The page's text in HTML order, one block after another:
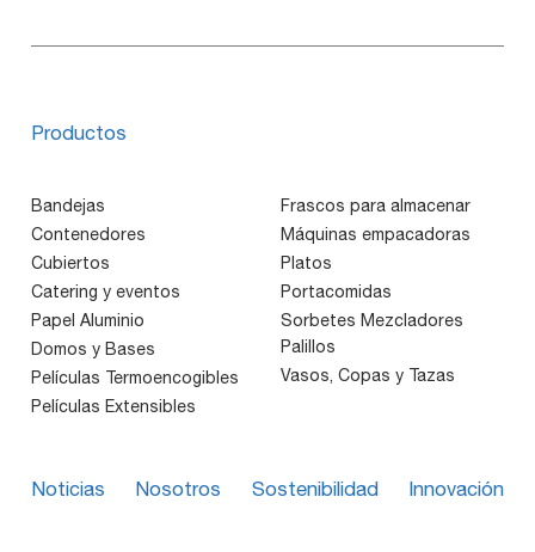
Productos
Bandejas
Contenedores
Cubiertos
Catering y eventos
Papel Aluminio
Domos y Bases
Películas Termoencogibles
Películas Extensibles
Frascos para almacenar
Máquinas empacadoras
Platos
Portacomidas
Sorbetes Mezcladores
Palillos
Vasos, Copas y Tazas
Noticias Nosotros Sostenibilidad Innovación